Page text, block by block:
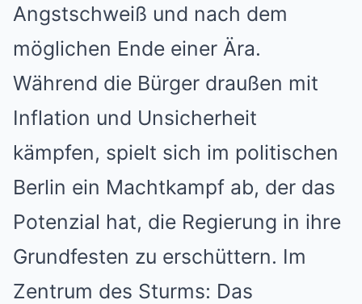
Angstschweiß und nach dem
möglichen Ende einer Ära.
Während die Bürger draußen mit
Inflation und Unsicherheit
kämpfen, spielt sich im politischen
Berlin ein Machtkampf ab, der das
Potenzial hat, die Regierung in ihre
Grundfesten zu erschüttern. Im
Zentrum des Sturms: Das